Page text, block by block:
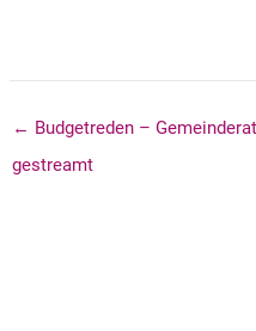
← Budgetreden –
gestreamt